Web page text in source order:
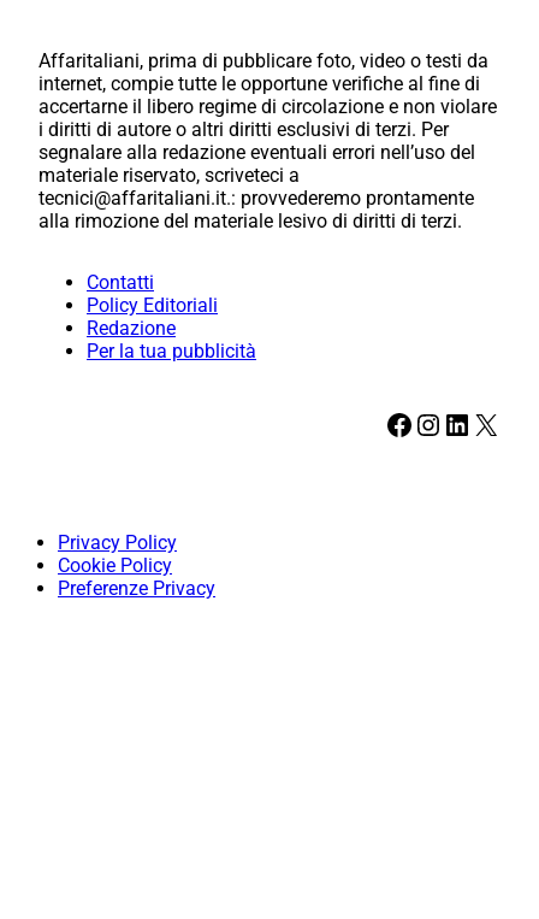
Affaritaliani, prima di pubblicare foto, video o testi da
internet, compie tutte le opportune verifiche al fine di
accertarne il libero regime di circolazione e non violare
i diritti di autore o altri diritti esclusivi di terzi. Per
segnalare alla redazione eventuali errori nell’uso del
materiale riservato, scriveteci a
tecnici@affaritaliani.it.: provvederemo prontamente
alla rimozione del materiale lesivo di diritti di terzi.
Contatti
Policy Editoriali
Redazione
Per la tua pubblicità
Facebook Instagram LinkedIn X
Privacy Policy
Cookie Policy
Preferenze Privacy